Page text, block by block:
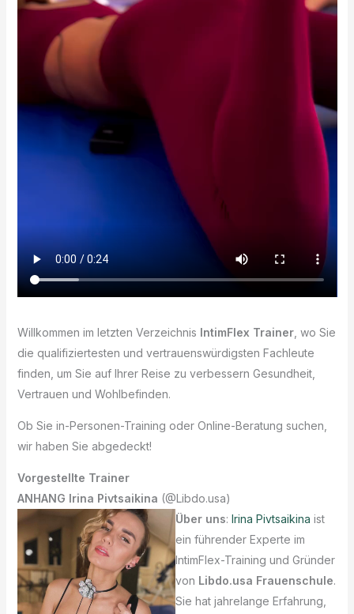
Willkommen im letzten Verzeichnis IntimFlex Trainer, wo Sie
die qualifiziertesten und vertrauenswürdigsten Fachleute
finden, um Sie auf Ihrer Reise zu verbessern Gesundheit,
Vertrauen und Wohlbefinden.
Ob Sie in-Personen-Training oder Online-Beratung suchen,
wir haben Sie abgedeckt!
Vorgestellte Trainer
ANHANG Irina Pivtsaikina (@Libdo.usa)
Über uns: Irina Pivtsaikina ist
ein führender Experte im
IntimFlex-Training und Gründer
von Libdo.usa Frauenschule.
Sie hat jahrelange Erfahrung,